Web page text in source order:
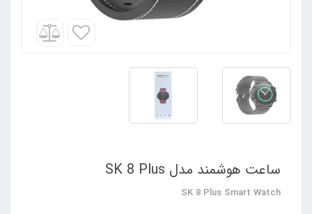
ساعت هوشمند مدل SK 8 Plus
SK 8 Plus Smart Watch